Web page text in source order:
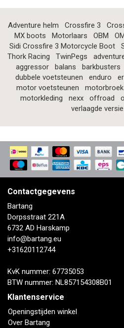
Adventure helm Crossfire 3
MX boots
Motorlaars OBM
Sidi Crossfire 3 Motorcycle Boot
Thork Racing
TwinPegs
aggressor
balans barkbusters
dubbele voetsteunen
enduro
motor voetsteunen
motorbroek
motorkleding
nexx offroad
verlaagde versie
Contactgegevens
Bartang
Dorpsstraat 221A
6732 AD Harskamp
info@bartang.eu
+31620112744
KvK nummer: 67735053
BTW nummer: NL857154308B01
Klantenservice
Openingstijden winkel
Over Bartang